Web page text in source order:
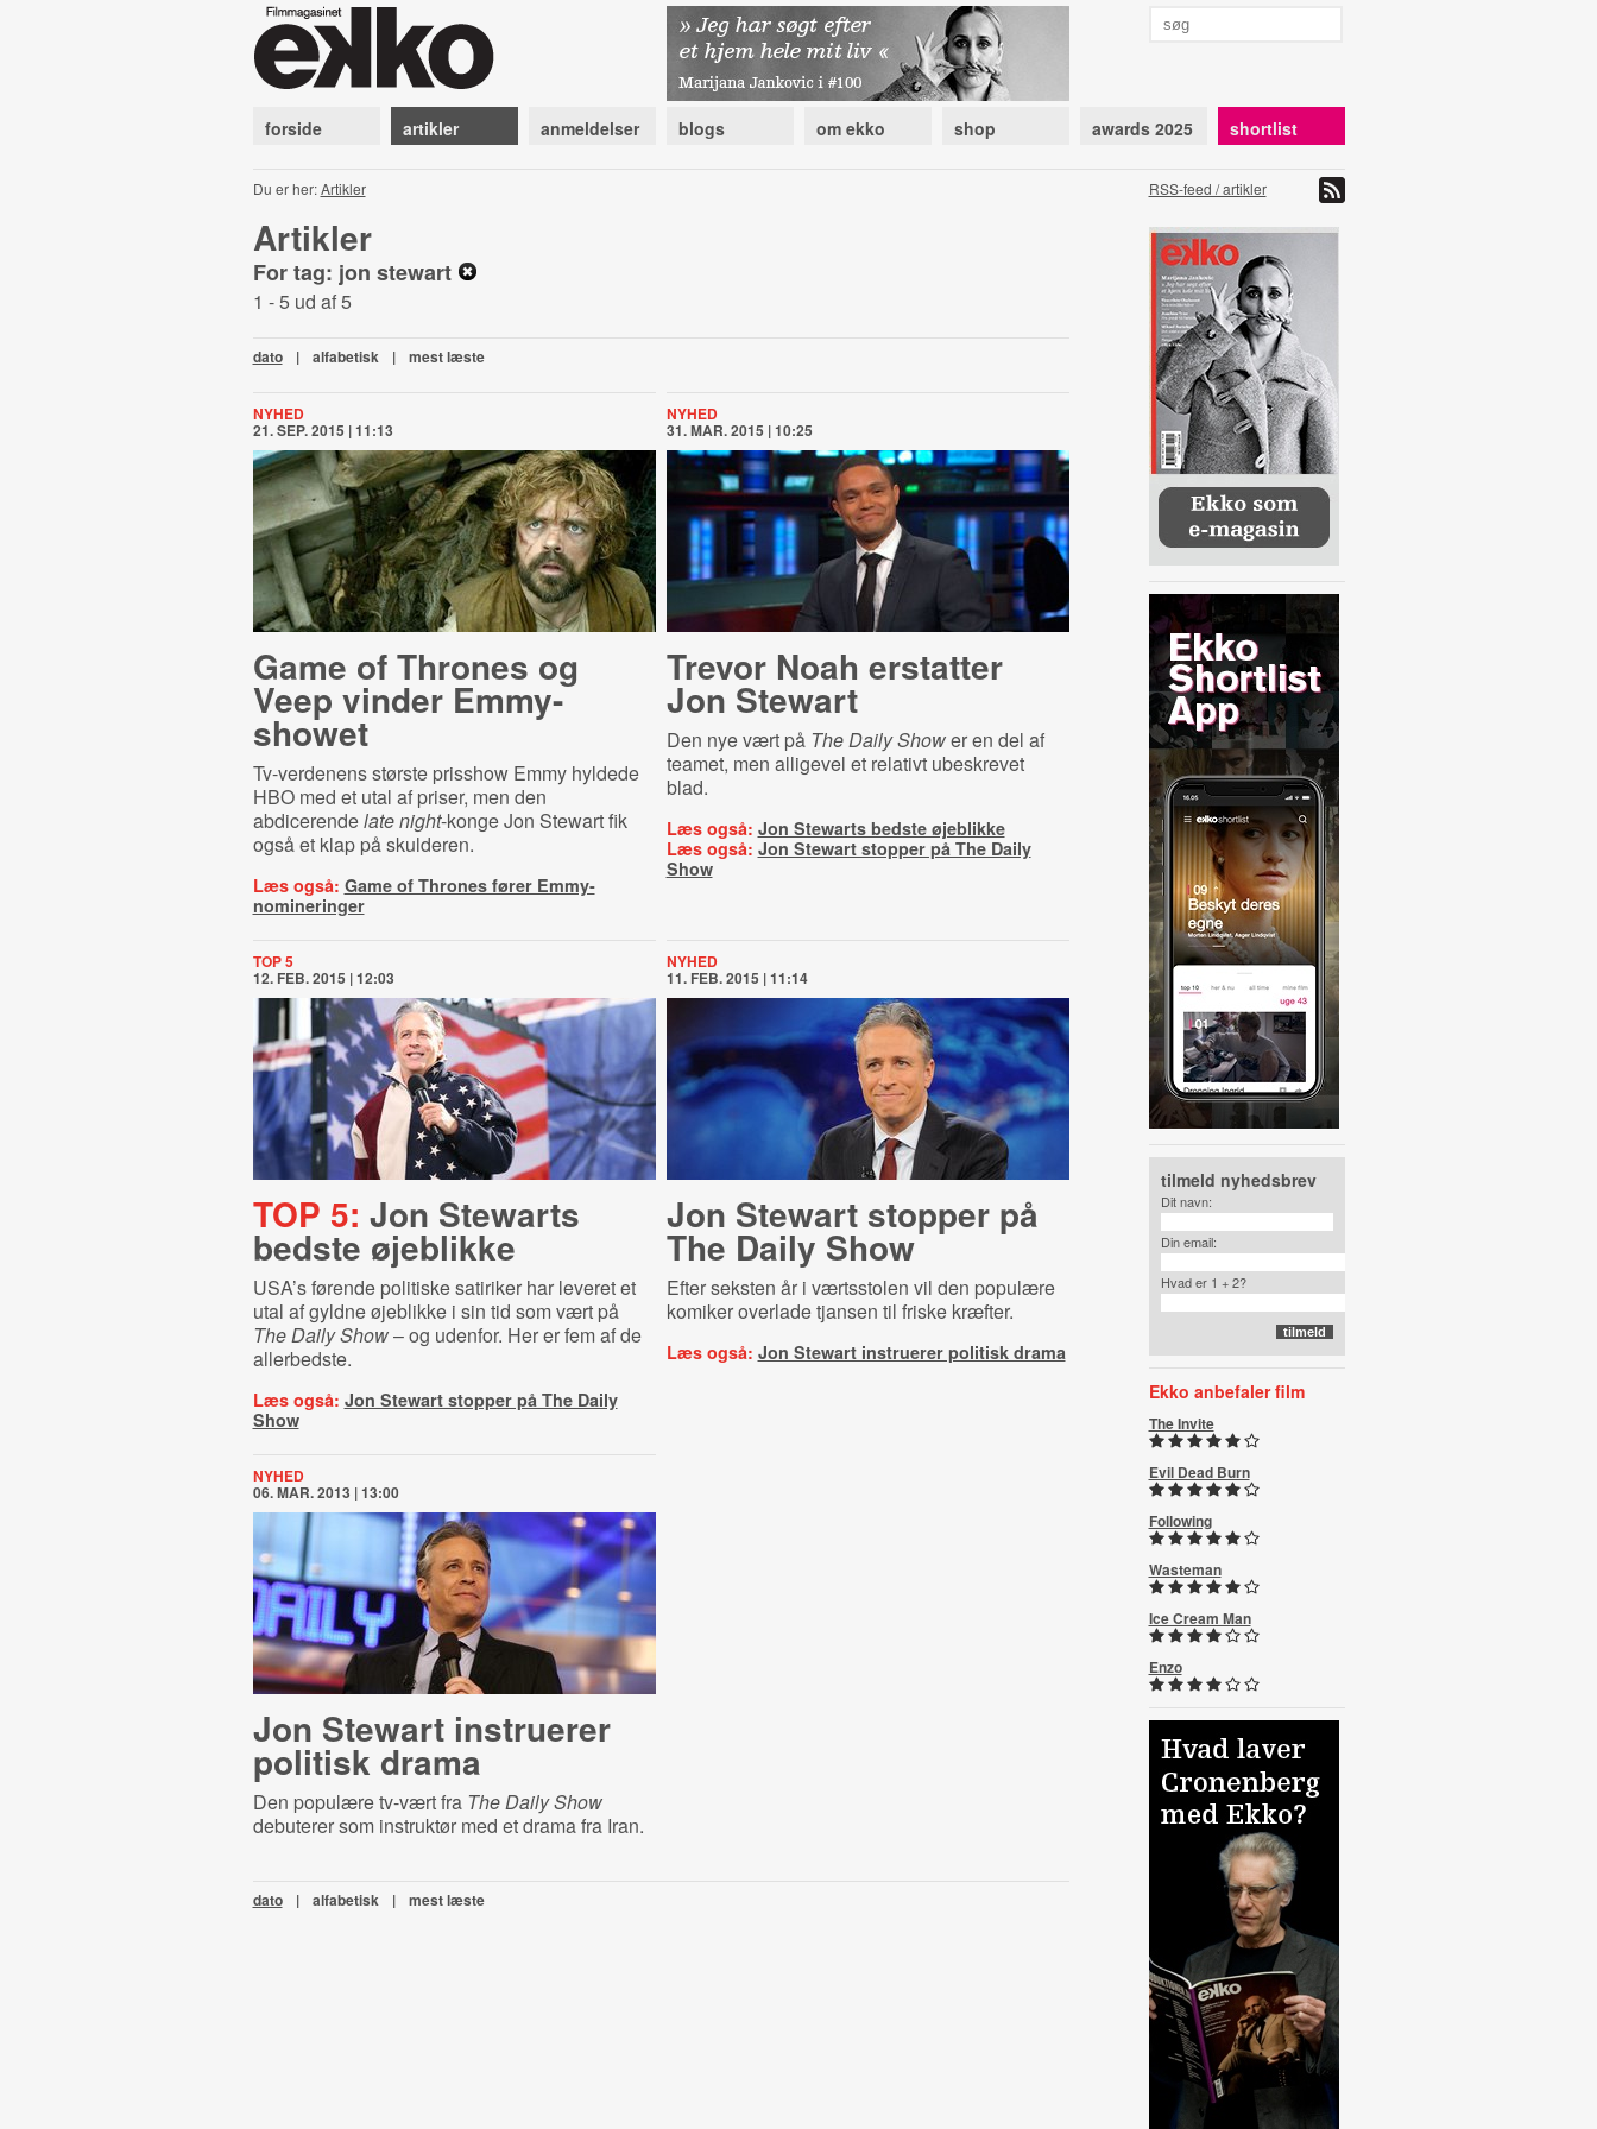
forside artikler anmeldelser blogs om ekko shop awards 2025 shortlist
Du er her:Artikler RSS-feed / artikler
Artikler
For tag: jon stewart
1 - 5 ud af 5
dato | alfabetisk | mest læste
NYHED
21. SEP. 2015 | 11:13
Game of Thrones og
Veep vinder Emmy-
showet
Tv-verdenens største prisshow Emmy hyldede
HBO med et utal af priser, men den
abdicerendelate night-konge Jon Stewart fik
også et klap på skulderen.
Læs også: Game of Thrones fører Emmy-
nomineringer
NYHED
31. MAR. 2015 | 10:25
Trevor Noah erstatter
Jon Stewart
Den nye vært på The Daily Shower en del af
teamet, men alligevel et relativt ubeskrevet
blad.
Læs også: Jon Stewarts bedste øjeblikke
Læs også: Jon Stewart stopper på The Daily
Show
TOP 5
12. FEB. 2015 | 12:03
TOP 5: Jon Stewarts
bedste øjeblikke
USA’s førende politiske satiriker har leveret et
utal af gyldne øjeblikke i sin tid som vært på
The Daily Show– og udenfor. Her er fem af de
allerbedste.
Læs også: Jon Stewart stopper på The Daily
Show
NYHED
11. FEB. 2015 | 11:14
Jon Stewart stopper på
The Daily Show
Efter seksten år i værtsstolen vil den populære
komiker overlade tjansen til friske kræfter.
Læs også: Jon Stewart instruerer politisk drama
NYHED
06. MAR. 2013 | 13:00
Jon Stewart instruerer
politisk drama
Den populære tv-vært fra The Daily Show
debuterer som instruktør med et drama fra Iran.
dato | alfabetisk | mest læste
tilmeld nyhedsbrev
Dit navn:
Din email:
Hvad er 1 + 2?
Ekko anbefaler film
The Invite
Evil Dead Burn
Following
Wasteman
Ice Cream Man
Enzo